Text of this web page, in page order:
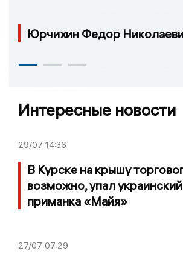
Юрчихин Федор
Интересные новости
29/07 14:36
В Курске на крышу
возможно, упал
приманка «Майя»
27/07 07:29